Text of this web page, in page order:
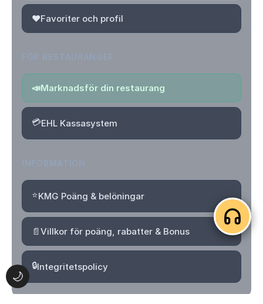
🌙
❤️Favoriter och profil
📣Marknadsför din restaurang
💳EHL Kassasystem
⭐KMG Poäng & belöningar
📄Villkor för poäng, rabatter & Bonus
🔒Integritetspolicy